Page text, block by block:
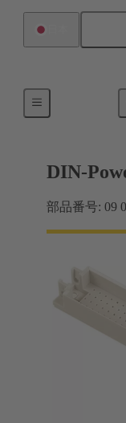
マザーボ
DIN-
部品番号: 09